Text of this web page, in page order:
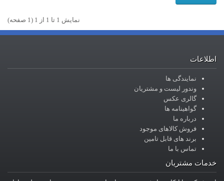
نمايش 1 تا 1 از 1 (1 صفحه)
اطلاعات
نمایندگی ها
وندور لیست و مشتریان
گالری عکس
گواهینامه ها
درباره ما
فروش کالاهای موجود
برند های قابل تامین
تماس با ما
خدمات مشتریان